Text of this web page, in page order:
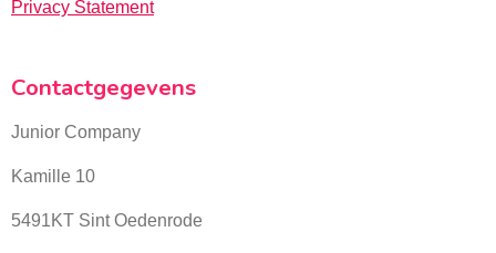
Privacy Statement
Contactgegevens
Junior Company
Kamille 10
5491KT Sint Oedenrode